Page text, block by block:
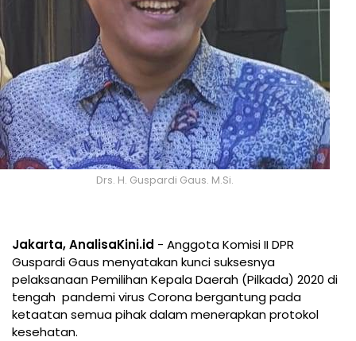
Drs. H. Guspardi Gaus. M.Si.
Jakarta, AnalisaKini.id - Anggota Komisi II DPR
Guspardi Gaus menyatakan kunci suksesnya
pelaksanaan Pemilihan Kepala Daerah (Pilkada) 2020 di
tengah pandemi virus Corona bergantung pada
ketaatan semua pihak dalam menerapkan protokol
kesehatan.